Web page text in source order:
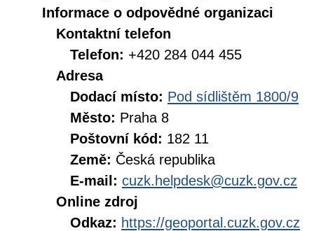
Informace o odpovědné organizaci
Kontaktní telefon
Telefon: +420 284 044 455
Adresa
Dodací místo: Pod sídlištěm 1800/9
Město: Praha 8
Poštovní kód: 182 11
Země: Česká republika
E-mail: cuzk.helpdesk@cuzk.gov.cz
Online zdroj
Odkaz: https://geoportal.cuzk.gov.cz